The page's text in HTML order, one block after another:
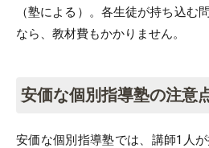
（塾による）。各生徒が持ち込む
なら、教材費もかかりません。
安価な個別指導塾の注意
安価な個別指導塾では、講師1人